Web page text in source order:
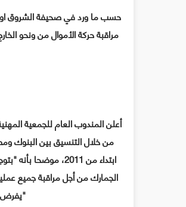
حسب ما ورد في صحيفة الشروق اون
مراقبة حركة الأموال من ونحو
أعلن المندوب العام للجمعية
من خلال التنسيق بين البنوك
ابتداء من 2011،
الجمارك من أجل مراقبة جميع
"يفرض